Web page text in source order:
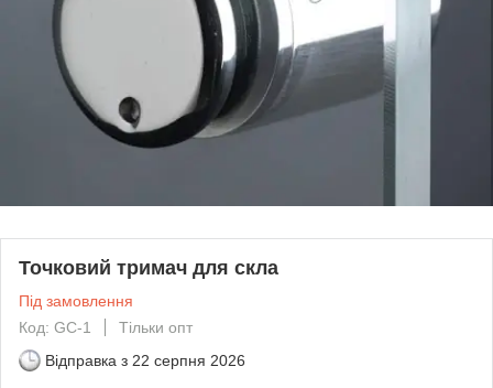
Точковий тримач для скла
Під замовлення
Код: GC-1
Тільки опт
Відправка з 22 серпня 2026